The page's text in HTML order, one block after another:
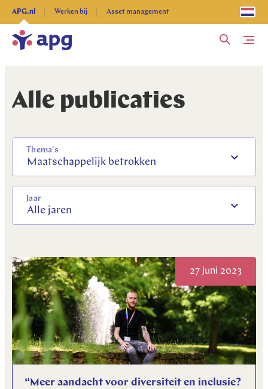
APG.nl Werken bij Asset management
Ontdek alles
Alle publicaties
Thema's
Maatschappelijk betrokken
Jaar
Alle jaren
27 juni 2023
“Meer aandacht voor diversiteit en inclusie?